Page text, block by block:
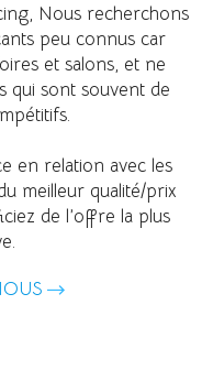
Nous recherchons
peu connus car
et salons, et ne
qui sont souvent de
en relation avec les
meilleur qualité/prix
de l’offre la plus